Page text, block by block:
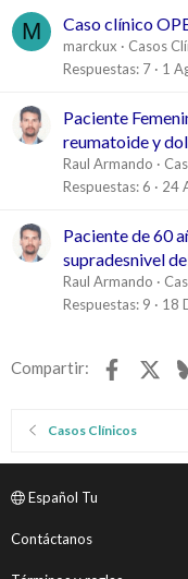
M Caso clínico
marckux
Casos
Respuestas 7 1
Paciente
reumatoide y
Raul Armando
Respuestas 6 24
Paciente de 60
supradesnivel
Raul Armando
Respuestas 9 18
Compartir:
Casos Clínicos
Español Tu
Contáctanos